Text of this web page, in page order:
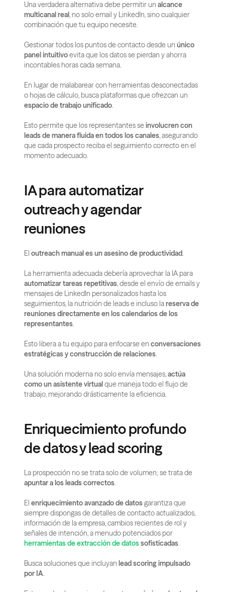
Una verdadera alternativa debe permitir un alcance
multicanal real, no solo email y LinkedIn, sino cualquier
combinación que tu equipo necesite.
Gestionar todos los puntos de contacto desde un único
panel intuitivo evita que los datos se pierdan y ahorra
incontables horas cada semana.
En lugar de malabarear con herramientas desconectadas
espacio de trabajo unificado.
Esto permite que los representantes se involucren con
leads de manera fluida en todos los canales, asegurando
que cada prospecto reciba el seguimiento correcto en el
momento adecuado.
IA para automatizar
outreach y agendar
reuniones
El outreach manual es un asesino de productividad.
automatizar tareas repetitivas, desde el envío de emails y
mensajes de LinkedIn personalizados hasta los
seguimientos, la nutrición de leads e incluso la reserva de
reuniones directamente en los calendarios de los
representantes.
Esto libera a tu equipo para enfocarse en conversaciones
estratégicas y construcción de relaciones.
Una solución moderna no solo envía mensajes, actúa
como un asistente virtual que maneja todo el flujo de
trabajo, mejorando drásticamente la eficiencia.
Enriquecimiento profundo
de datos y lead scoring
apuntar a los leads correctos.
El enriquecimiento avanzado de datos garantiza que
siempre dispongas de detalles de contacto actualizados,
información de la empresa, cambios recientes de rol y
herramientas de extracción de datos sofisticadas.
Busca soluciones que incluyan lead scoring impulsado
por IA.